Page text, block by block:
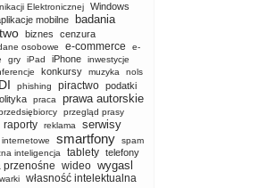
Elektronicznej Windows
mobilne badania
biznes cenzura
osobowe e-commerce
e-
gry iPad iPhone inwestycje
konkursy muzyka nols
phishing piractwo podatki
praca prawa autorskie
przegląd prasy
raporty reklama
serwisy
smartfony
spam
inteligencja tablety telefony
przenośne wideo wygasl
własność intelektualna